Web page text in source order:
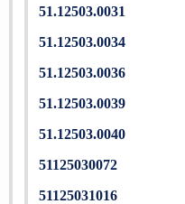
51.12503.0031
51.12503.0034
51.12503.0036
51.12503.0039
51.12503.0040
51125030072
51125031016